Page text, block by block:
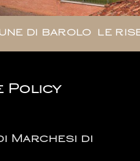
DI BAROLO LE
Policy
Marchesi di